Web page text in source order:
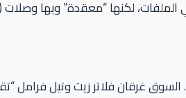
. السوق غرقان فلاتر زيت وتيل فرامل